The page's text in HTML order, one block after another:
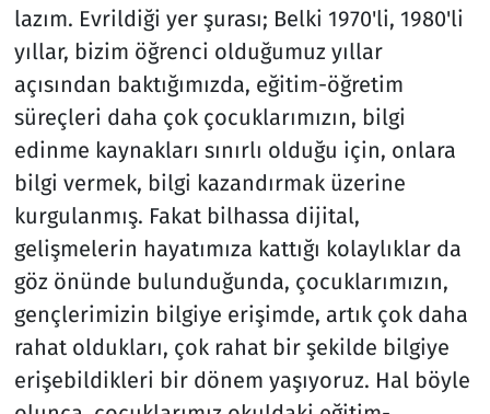
lazım. Evrildiği yer şurası; Belki 1970'li, 1980'li
yıllar, bizim öğrenci olduğumuz yıllar
açısından baktığımızda, eğitim-öğretim
süreçleri daha çok çocuklarımızın, bilgi
edinme kaynakları sınırlı olduğu için, onlara
bilgi vermek, bilgi kazandırmak üzerine
kurgulanmış. Fakat bilhassa dijital,
gelişmelerin hayatımıza kattığı kolaylıklar da
göz önünde bulunduğunda, çocuklarımızın,
gençlerimizin bilgiye erişimde, artık çok daha
rahat oldukları, çok rahat bir şekilde bilgiye
erişebildikleri bir dönem yaşıyoruz. Hal böyle